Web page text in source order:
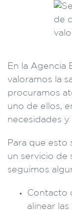
En la Agencia
valoramos la
procuramos
uno de ellos,
necesidades y
Para que esto
un servicio de
seguimos
Contacto
alinear